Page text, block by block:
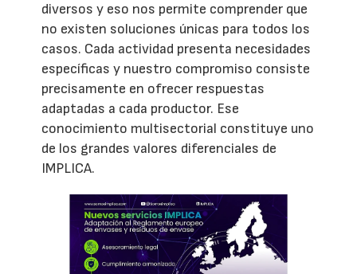
diversos y eso nos permite comprender que
no existen soluciones únicas para todos los
casos. Cada actividad presenta necesidades
específicas y nuestro compromiso consiste
precisamente en ofrecer respuestas
adaptadas a cada productor. Ese
conocimiento multisectorial constituye uno
de los grandes valores diferenciales de
IMPLICA.